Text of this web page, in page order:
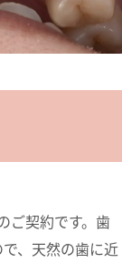
ご契約です。歯
、天然の歯に近